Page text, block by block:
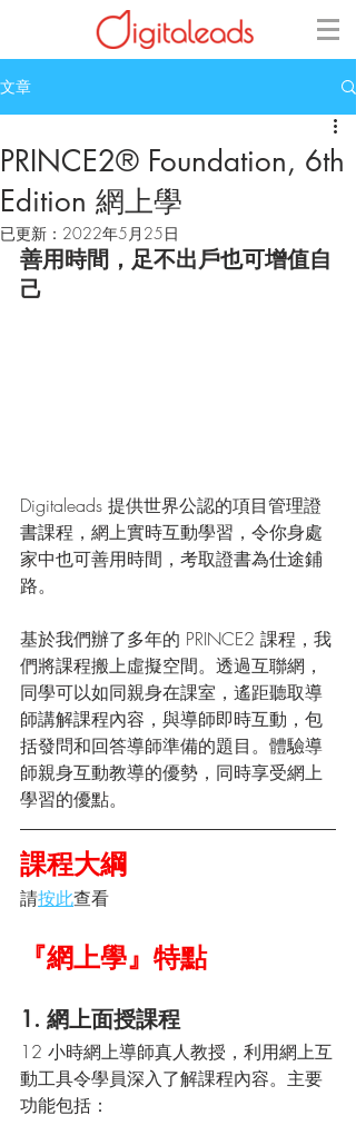
文章
PRINCE2® Foundation, 6th
Edition 網上學
已更新： 2022年5月25日
善用時間，足不出戶也可增值自
己
Digitaleads 提供世界公認的項目管理證
書課程，網上實時互動學習，令你身處
家中也可善用時間，考取證書為仕途鋪
路。
基於我們辦了多年的 PRINCE2 課程，我
們將課程搬上虛擬空間。透過互聯網，
同學可以如同親身在課室，遙距聽取導
師講解課程內容，與導師即時互動，包
括發問和回答導師準備的題目。體驗導
師親身互動教導的優勢，同時享受網上
學習的優點。
課程大綱
請按此查看
『網上學』特點
1. 網上面授課程
12 小時網上導師真人教授，利用網上互
動工具令學員深入了解課程內容。主要
功能包括：